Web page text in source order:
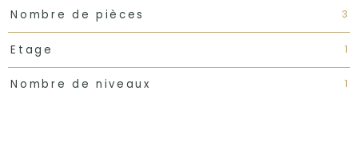
Nombre de pièces 3
Etage 1
Nombre de niveaux 1